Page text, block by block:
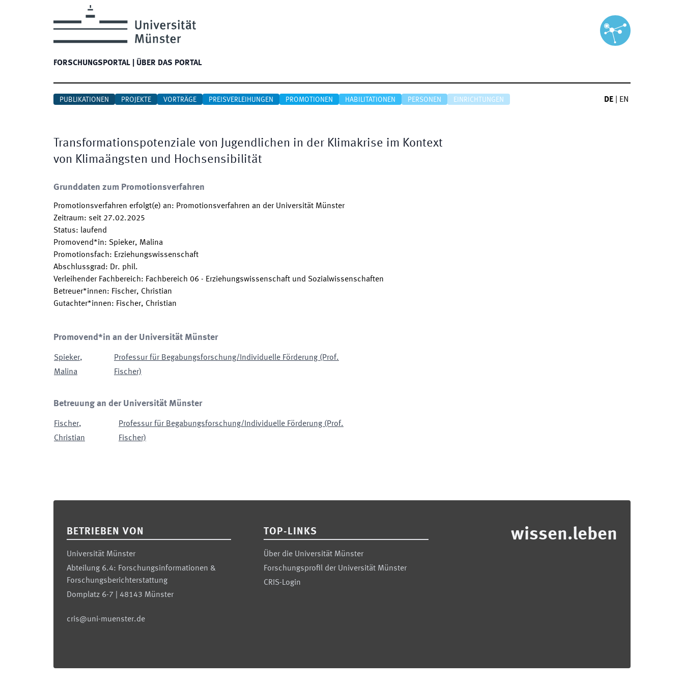
FORSCHUNGSPORTAL ÜBER DAS PORTAL
PUBLIKATIONEN PROJEKTE VORTRÄGE PREISVERLEIHUNGEN PROMOTIONEN HABILITATIONEN PERSONEN EINRICHTUNGEN DE EN
Transformationspotenziale von Jugendlichen in der Klimakrise im Kontext
von Klimaängsten und Hochsensibilität
Grunddaten zum Promotionsverfahren
Promotionsverfahren erfolgt(e) an: Promotionsverfahren an der Universität Münster
Zeitraum: seit 27.02.2025
Status: laufend
Promovend*in: Spieker, Malina
Promotionsfach: Erziehungswissenschaft
Abschlussgrad: Dr. phil.
Verleihender Fachbereich: Fachbereich 06 - Erziehungswissenschaft und Sozialwissenschaften
Betreuer*innen: Fischer, Christian
Gutachter*innen: Fischer, Christian
Promovend*in an der Universität Münster
Spieker,
Malina
Professur für Begabungsforschung/Individuelle Förderung (Prof.
Fischer)
Betreuung an der Universität Münster
Fischer,
Christian
Professur für Begabungsforschung/Individuelle Förderung (Prof.
Fischer)
BETRIEBEN VON
Universität Münster
Abteilung 6.4: Forschungsinformationen &
Forschungsberichterstattung
Domplatz 6-7 | 48143 Münster
cris@uni-muenster.de
TOP-LINKS
Über die Universität Münster
Forschungsprofil der Universität Münster
CRIS-Login
wissen.leben